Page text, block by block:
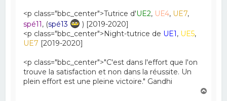
<p class="bbc_center">Tutrice d'UE2, UE4, UE7,
spé11 , (spé13
) [2019-2020]
<p class="bbc_center">Night-tutrice de UE1 , UE5,
UE7 [2019-2020]
<p class="bbc_center">"C'est dans l'effort que l'on
trouve la satisfaction et non dans la réussite. Un
plein effort est une pleine victoire." Gandhi